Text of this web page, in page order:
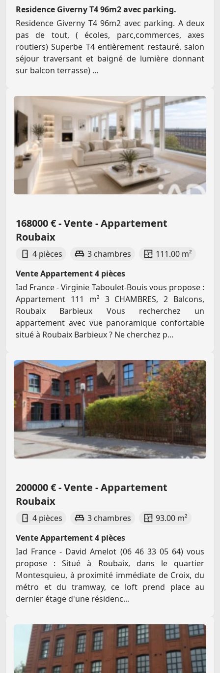
Residence Giverny T4 96m2 avec parking.
Residence Giverny T4 96m2 avec parking. A deux
pas de tout, ( écoles, parc,commerces, axes
routiers) Superbe T4 entièrement restauré. salon
séjour traversant et baigné de lumière donnant
sur balcon terrasse) ...
168000 € - Vente - Appartement
Roubaix
4 pièces 3 chambres
111.00 m²
Vente Appartement 4 pièces
Iad France - Virginie Taboulet-Bouis vous propose :
Appartement 111 m² 3 CHAMBRES, 2 Balcons,
Roubaix Barbieux Vous recherchez un
appartement avec vue panoramique confortable
situé à Roubaix Barbieux ? Ne cherchez p...
200000 € - Vente - Appartement
Roubaix
4 pièces 3 chambres
93.00 m²
Vente Appartement 4 pièces
Iad France - David Amelot (06 46 33 05 64) vous
propose : Situé à Roubaix, dans le quartier
Montesquieu, à proximité immédiate de Croix, du
métro et du tramway, ce loft prend place au
dernier étage d'une résidenc...